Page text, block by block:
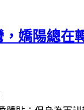
嬌陽總在